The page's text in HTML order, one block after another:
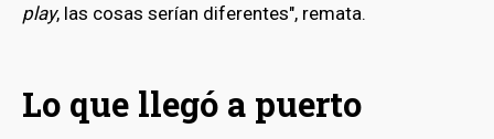
play, las cosas serían diferentes", remata.
Lo que llegó a puerto